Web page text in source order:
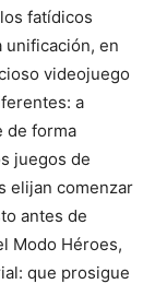
fatídicos
unificación, en
videojuego
a
de forma
juegos de
elijan comenzar
antes de
Modo Héroes,
que prosigue